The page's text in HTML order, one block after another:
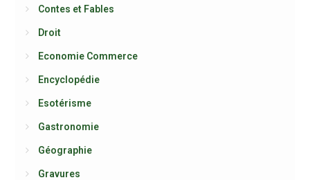
Contes et Fables
Droit
Economie Commerce
Encyclopédie
Esotérisme
Gastronomie
Géographie
Gravures